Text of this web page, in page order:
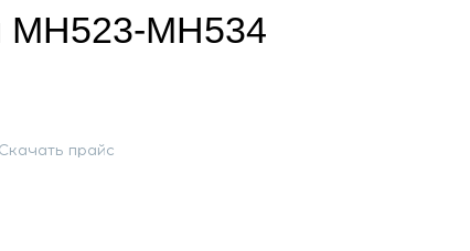
МН523-МН534
Скачать прайс